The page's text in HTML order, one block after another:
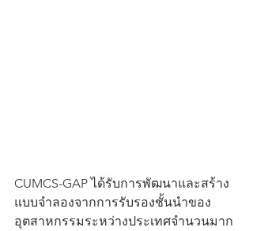
CUMCS-GAP ได้รับการพัฒนาและสร้าง
แบบจำลองจากการรับรองชั้นนำของ
อุตสาหกรรมระหว่างประเทศจำนวนมาก